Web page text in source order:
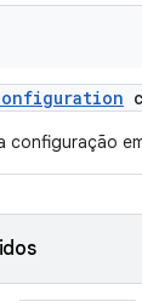
configuração